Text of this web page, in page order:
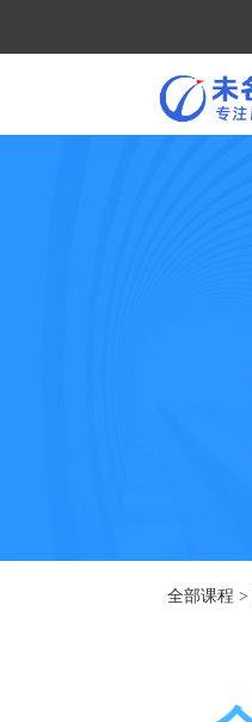
全部课程 >